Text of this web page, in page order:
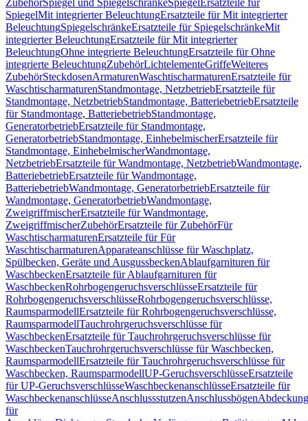
ZubehörSpiegel und SpiegelschränkeSpiegel Ersatzteile für
SpiegelMit integrierter BeleuchtungErsatzteile für Mit integrierter
BeleuchtungSpiegelschränkeErsatzteile für SpiegelschränkeMit
integrierter BeleuchtungErsatzteile für Mit integrierter
BeleuchtungOhne integrierte BeleuchtungErsatzteile für Ohne
integrierte BeleuchtungZubehörLichtelementeGriffeWeiteres
ZubehörSteckdosenArmaturenWaschtischarmaturenErsatzteile für
WaschtischarmaturenStandmontage, NetzbetriebErsatzteile für
Standmontage, NetzbetriebStandmontage, BatteriebetriebErsatzteile
für Standmontage, BatteriebetriebStandmontage,
GeneratorbetriebErsatzteile für Standmontage,
GeneratorbetriebStandmontage, EinhebelmischerErsatzteile für
Standmontage, EinhebelmischerWandmontage,
NetzbetriebErsatzteile für Wandmontage, NetzbetriebWandmontage,
BatteriebetriebErsatzteile für Wandmontage,
BatteriebetriebWandmontage, GeneratorbetriebErsatzteile für
Wandmontage, GeneratorbetriebWandmontage,
ZweigriffmischerErsatzteile für Wandmontage,
ZweigriffmischerZubehörErsatzteile für ZubehörFür
WaschtischarmaturenErsatzteile für Für
WaschtischarmaturenApparateanschlüsse für Waschplatz,
Spülbecken, Geräte und AusgussbeckenAblaufgarnituren für
WaschbeckenErsatzteile für Ablaufgarnituren für
WaschbeckenRohrbogengeruchsverschlüsseErsatzteile für
RohrbogengeruchsverschlüsseRohrbogengeruchsverschlüsse,
RaumsparmodellErsatzteile für Rohrbogengeruchsverschlüsse,
RaumsparmodellTauchrohrgeruchsverschlüsse für
WaschbeckenErsatzteile für Tauchrohrgeruchsverschlüsse für
WaschbeckenTauchrohrgeruchsverschlüsse für Waschbecken,
RaumsparmodellErsatzteile für Tauchrohrgeruchsverschlüsse für
Waschbecken, RaumsparmodellUP-GeruchsverschlüsseErsatzteile
für UP-GeruchsverschlüsseWaschbeckenanschlüsseErsatzteile für
WaschbeckenanschlüsseAnschlussstutzenAnschlussbögen
für